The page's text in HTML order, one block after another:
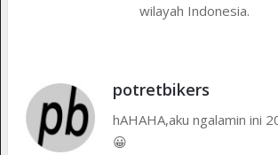
wilayah Indonesia.
potretbikers
hAHAHA,aku ngalamin ini
😀